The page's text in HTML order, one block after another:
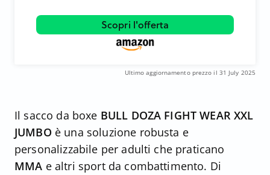
Scopri l'offerta
Ultimo aggiornamento prezzo il 31 July 2025
Il sacco da boxe BULL DOZA FIGHT WEAR XXL
JUMBO è una soluzione robusta e
personalizzabile per adulti che praticano
MMA e altri sport da combattimento. Di